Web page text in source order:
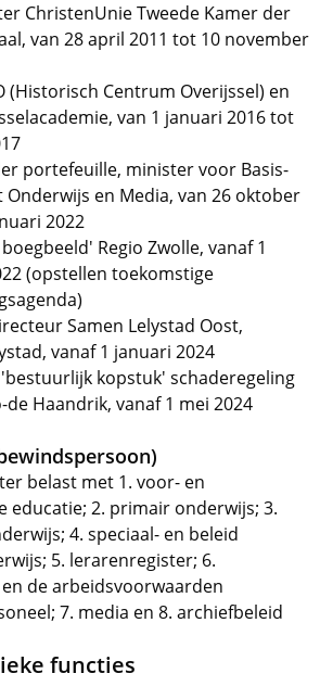
ChristenUnie Tweede Kamer der
van 28 april 2011 tot 10 november
(Historisch Centrum Overijssel) en
van 1 januari 2016 tot
portefeuille, minister voor Basis-
Onderwijs en Media, van 26 oktober
2022
Regio Zwolle, vanaf 1
(opstellen toekomstige
Samen Lelystad Oost,
vanaf 1 januari 2024
kopstuk' schaderegeling
de Haandrik, vanaf 1 mei 2024
belast met 1. voor- en
educatie; 2. primair onderwijs; 3.
4. speciaal- en beleid
5. lerarenregister; 6.
de arbeidsvoorwaarden
7. media en 8. archiefbeleid
functies